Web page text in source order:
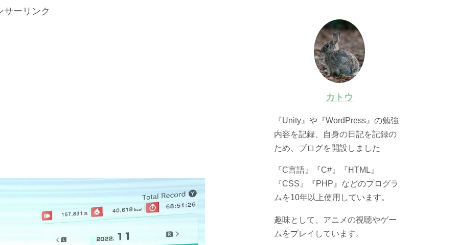
サーリンク
カトウ
『Unity』や『WordPress』の勉強
内容を記録、自身の日記を記録の
ため、ブログを開設しました
『C言語』『C#』『HTML』
『CSS』『PHP』などのプログラ
ムを10年以上使用しています。
趣味として、アニメの視聴やゲー
ムをプレイしています。